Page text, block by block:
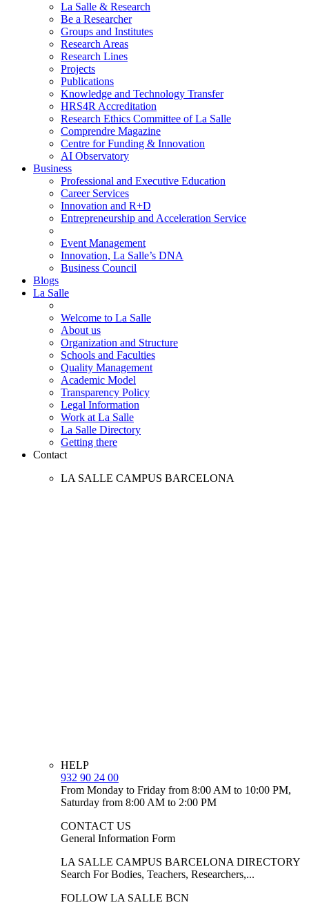
La Salle & Research
Be a Researcher
Groups and Institutes
Research Areas
Research Lines
Projects
Publications
Knowledge and Technology Transfer
HRS4R Accreditation
Research Ethics Committee of La Salle
Comprendre Magazine
Centre for Funding & Innovation
AI Observatory
Business
Professional and Executive Education
Career Services
Innovation and R+D
Entrepreneurship and Acceleration Service
Event Management
Innovation, La Salle’s DNA
Business Council
Blogs
La Salle
Welcome to La Salle
About us
Organization and Structure
Schools and Faculties
Quality Management
Academic Model
Transparency Policy
Legal Information
Work at La Salle
La Salle Directory
Getting there
Contact
LA SALLE CAMPUS BARCELONA
HELP
932 90 24 00
From Monday to Friday from 8:00 AM to 10:00 PM,
Saturday from 8:00 AM to 2:00 PM
CONTACT US
General Information Form
LA SALLE CAMPUS BARCELONA DIRECTORY
Search For Bodies, Teachers, Researchers,...
FOLLOW LA SALLE BCN